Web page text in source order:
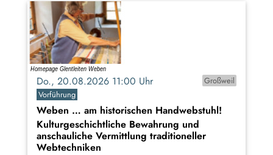
Do., 20.08.2026 11:00 Uhr
Großweil
Vorführung
Weben … am historischen Handwebstuhl!
Kulturgeschichtliche Bewahrung und
anschauliche Vermittlung traditioneller
Webtechniken